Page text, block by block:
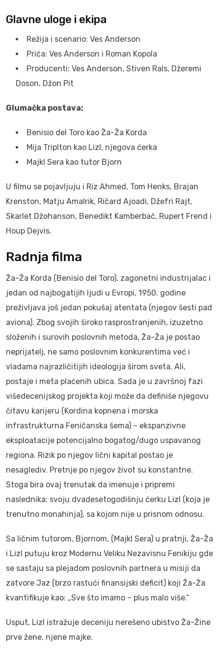
Glavne uloge i ekipa
Režija i scenario: Ves Anderson
Priča: Ves Anderson i Roman Kopola
Producenti: Ves Anderson, Stiven Rals, Džeremi
Doson, Džon Pit
Glumačka postava:
Benisio del Toro kao Ža-Ža Korda
Mija Triplton kao Lizl, njegova ćerka
Majkl Sera kao tutor Bjorn
U filmu se pojavljuju i Riz Ahmed, Tom Henks, Brajan
Krenston, Matju Amalrik, Ričard Ajoadi, Džefri Rajt,
Skarlet Džohanson, Benedikt Kamberbač, Rupert Frend i
Houp Dejvis.
Radnja filma
Ža-Ža Korda (Benisio del Toro), zagonetni industrijalac i
jedan od najbogatijih ljudi u Evropi, 1950. godine
preživljava još jedan pokušaj atentata (njegov šesti pad
aviona). Zbog svojih široko rasprostranjenih, izuzetno
složenih i surovih poslovnih metoda, Ža-Ža je postao
neprijatelj, ne samo poslovnim konkurentima već i
vladama najrazličitijih ideologija širom sveta. Ali,
postaje i meta plaćenih ubica. Sada je u završnoj fazi
višedecenijskog projekta koji može da definiše njegovu
čitavu karijeru (Kordina kopnena i morska
infrastrukturna Feničanska šema) – ekspanzivne
eksploatacije potencijalno bogatog/dugo uspavanog
regiona. Rizik po njegov lični kapital postao je
nesaglediv. Pretnje po njegov život su konstantne.
Stoga bira ovaj trenutak da imenuje i pripremi
naslednika: svoju dvadesetogodišnju ćerku Lizl (koja je
trenutno monahinja), sa kojom nije u prisnom odnosu.
Sa ličnim tutorom, Bjornom, (Majkl Sera) u pratnji, Ža-Ža
i Lizl putuju kroz Modernu Veliku Nezavisnu Fenikiju gde
se sastaju sa plejadom poslovnih partnera u misiji da
zatvore Jaz (brzo rastući finansijski deficit) koji Ža-Ža
kvantifikuje kao: „Sve što imamo – plus malo više.“
Usput, Lizl istražuje deceniju nerešeno ubistvo Ža-Žine
prve žene, njene majke.